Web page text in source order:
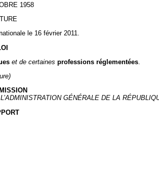
1958
le 16 février 2011.
et de certaines professions réglementées
GÉNÉRALE DE LA